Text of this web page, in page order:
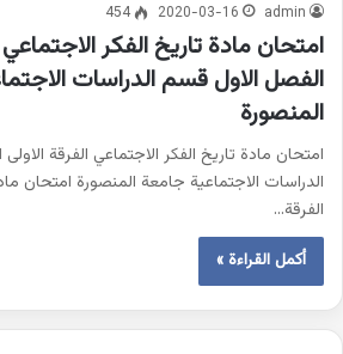
admin
2020-03-16
454
امتحان مادة تاريخ الفكر الاجتماعي
الفصل الاول قسم الدراسات
المنصورة
امتحان مادة تاريخ الفكر الاجتماعي الفرقة
الدراسات الاجتماعية جامعة المنصورة امتحان
الفرقة…
أكمل القراءة »